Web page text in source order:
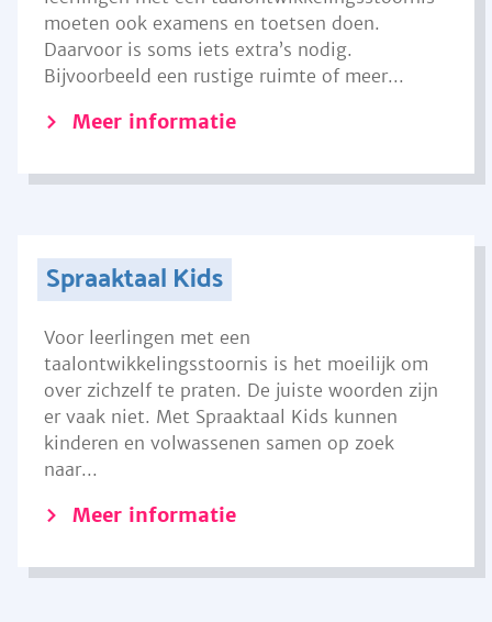
moeten ook examens en toetsen doen.
Daarvoor is soms iets extra’s nodig.
Bijvoorbeeld een rustige ruimte of meer...
Meer informatie
Spraaktaal Kids
Voor leerlingen met een
taalontwikkelingsstoornis is het moeilijk om
over zichzelf te praten. De juiste woorden zijn
er vaak niet. Met Spraaktaal Kids kunnen
kinderen en volwassenen samen op zoek
naar...
Meer informatie